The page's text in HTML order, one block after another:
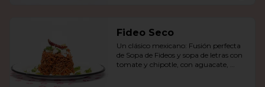
Fideo Seco
Un clásico mexicano: Fusión perfecta
de Sopa de Fideos y sopa de letras con
tomate y chipotle, con aguacate,